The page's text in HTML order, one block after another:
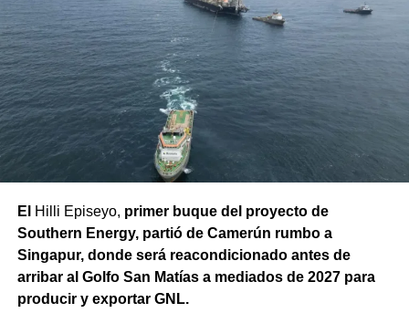
Las tareas incluyeron la demolición de los paños
deteriorados, la reposición y compactación del material
de apoyo y relleno, y la ejecución de las nuevas losas de
hormigón con sus respectivas juntas. En forma paralela,
se reconstruyeron 18 metros cuadrados de vereda sobre
la banquina del canal, luego del acondicionamiento de su
restando únicamente la limpieza general del sector y el
retiro de escombros.
Estas intervenciones preventivas permiten que el Sistema
de Riego Alto Valle llegue en óptimas condiciones al
El Hilli Episeyo, primer buque del proyecto de
Southern Energy, partió de Camerún rumbo a
Singapur, donde será reacondicionado antes de
arribar al Golfo San Matías a mediados de 2027 para
producir y exportar GNL.